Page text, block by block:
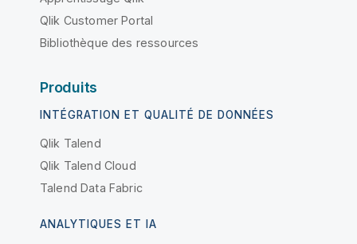
Qlik Customer Portal
Bibliothèque des ressources
Produits
INTÉGRATION ET QUALITÉ DE DONNÉES
Qlik Talend
Qlik Talend Cloud
Talend Data Fabric
ANALYTIQUES ET IA